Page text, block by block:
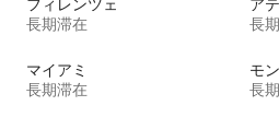
フィレンツェ
長期滞在
ア
長
マイアミ
長期滞在
モ
長